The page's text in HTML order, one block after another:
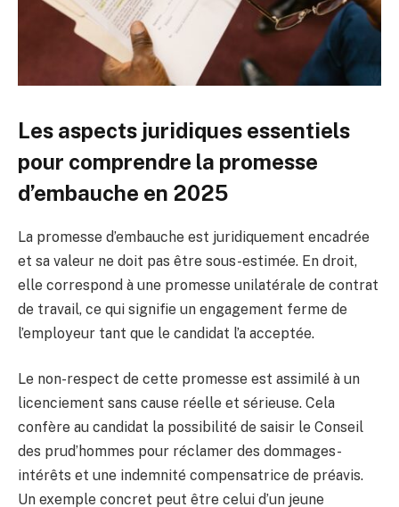
Les aspects juridiques essentiels
pour comprendre la promesse
d’embauche en 2025
La promesse d’embauche est juridiquement encadrée
et sa valeur ne doit pas être sous-estimée. En droit,
elle correspond à une promesse unilatérale de contrat
de travail, ce qui signifie un engagement ferme de
l’employeur tant que le candidat l’a acceptée.
Le non-respect de cette promesse est assimilé à un
licenciement sans cause réelle et sérieuse. Cela
confère au candidat la possibilité de saisir le Conseil
des prud’hommes pour réclamer des dommages-
intérêts et une indemnité compensatrice de préavis.
Un exemple concret peut être celui d’un jeune